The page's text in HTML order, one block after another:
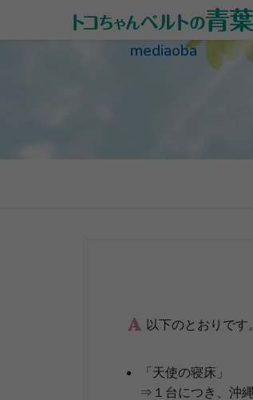
mediaoba
以下のとおりです
「天使の寝床」
⇒１台につき、沖